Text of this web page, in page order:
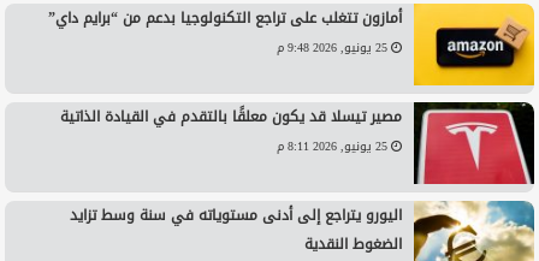
أمازون تتغلب على تراجع التكنولوجيا بدعم من “برايم داي”
25 يونيو, 2026 9:48 م
مصير تيسلا قد يكون معلقًا بالتقدم في القيادة الذاتية
25 يونيو, 2026 8:11 م
اليورو يتراجع إلى أدنى مستوياته في سنة وسط تزايد
الضغوط النقدية